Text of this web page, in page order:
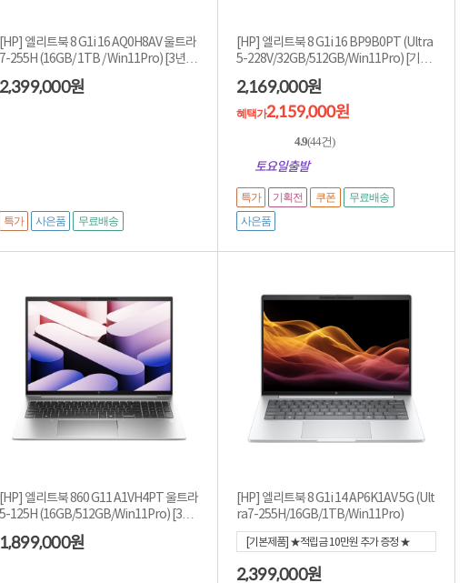
[HP] 엘리트북 8 G1i 16 AQ0H8AV 울트라
7-255H (16GB/ 1TB / Win11Pro) [3년워
2,399,000원
무료배송
특가 사은품
[HP] 엘리트북 8 G1i 16 BP9B0PT (Ultra
5-228V/32GB/512GB/Win11Pro) [기본
2,169,000원
혜택가2,159,000원
4.9(44건)
토요일출발
쿠폰 무료배송
특가
기획전
사은품
[HP] 엘리트북 860 G11 A1VH4PT 울트라
5-125H (16GB/512GB/Win11Pro) [3년
1,899,000원
[HP] 엘리트북 8 G1i 14 AP6K1AV 5G (Ult
ra7-255H/16GB/1TB/Win11Pro)
[기본제품] ★적립금 10만원 추가 증정 ★
2,399,000원